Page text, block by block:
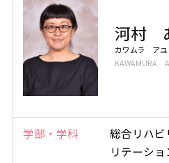
河村
カワムラ アユ
KAWAMURA
学部・学科
総合リハビ
リテーシ